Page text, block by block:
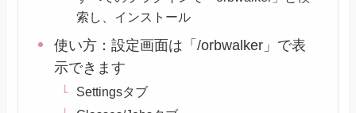
索し、インストール
使い方：設定画面は「/orbwalker」で表
示できます
Settingsタブ